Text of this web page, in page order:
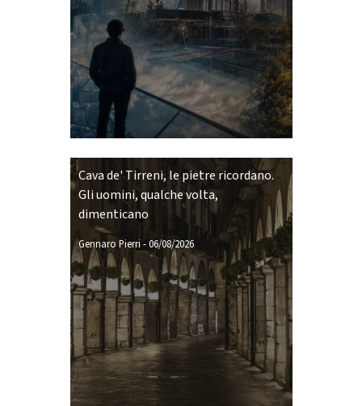
Cava de' Tirreni, le pietre ricordano.
Gli uomini, qualche volta,
dimenticano
Gennaro Pierri -06/08/2026